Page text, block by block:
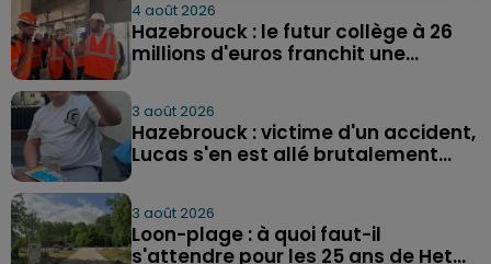
4 août 2026
Hazebrouck : le futur collège à 26
millions d'euros franchit une...
3 août 2026
Hazebrouck : victime d'un accident,
Lucas s'en est allé brutalement...
3 août 2026
Loon-plage : à quoi faut-il
s'attendre pour les 25 ans de Het...